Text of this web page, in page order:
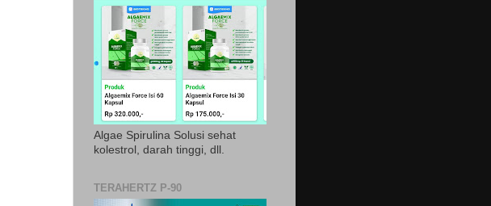
Algae Spirulina Solusi sehat
kolestrol, darah tinggi, dll.
TERAHERTZ P-90